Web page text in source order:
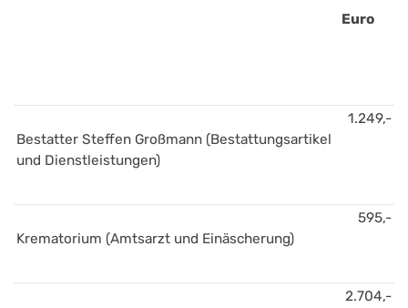
Euro
Bestatter Steffen Großmann (Bestattungsartikel
und Dienstleistungen)
1.249,-
Krematorium (Amtsarzt und Einäscherung)
595,-
2.704,-